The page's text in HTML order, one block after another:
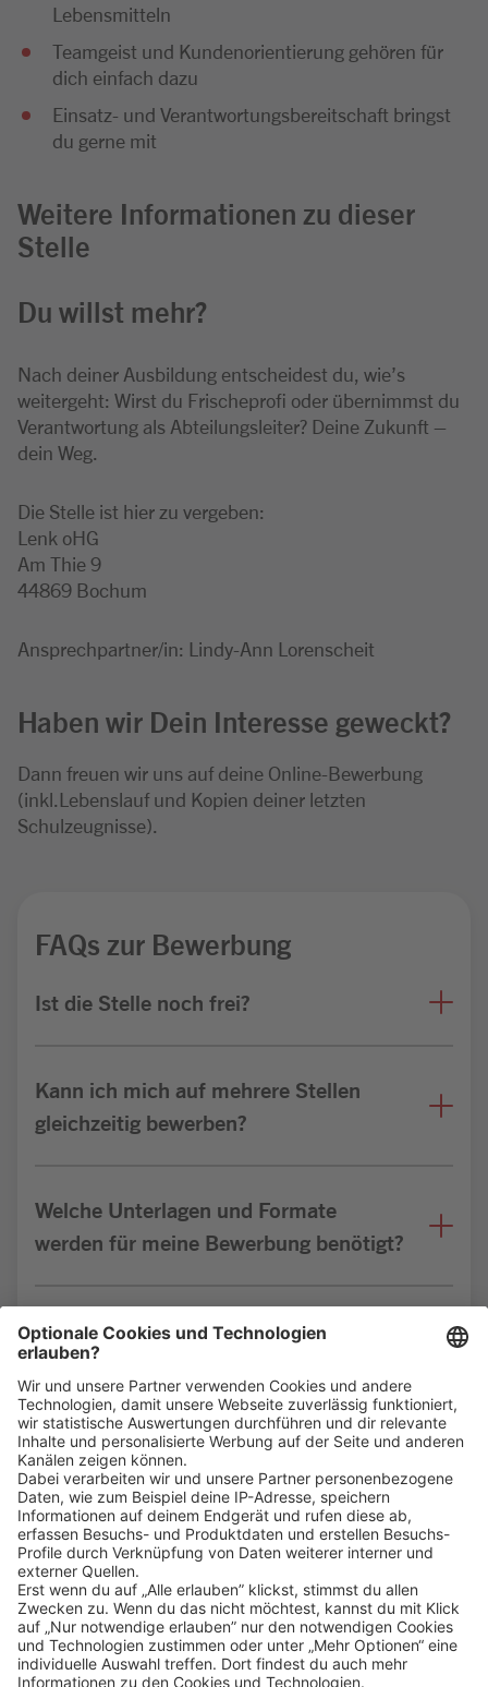
Lebensmitteln
Teamgeist und Kundenorientierung gehören für
dich einfach dazu
Einsatz- und Verantwortungsbereitschaft bringst
du gerne mit
Weitere Informationen zu dieser
Stelle
Du willst mehr?
Nach deiner Ausbildung entscheidest du, wie’s
weitergeht: Wirst du Frischeprofi oder übernimmst du
Verantwortung als Abteilungsleiter? Deine Zukunft –
dein Weg.
Die Stelle ist hier zu vergeben:
Lenk oHG
Am Thie 9
44869 Bochum
Ansprechpartner/in: Lindy-Ann Lorenscheit
Haben wir Dein Interesse geweckt?
Dann freuen wir uns auf deine Online-Bewerbung
(inkl.Lebenslauf und Kopien deiner letzten
Schulzeugnisse).
FAQs zur Bewerbung
Ist die Stelle noch frei?
Kann ich mich auf mehrere Stellen
gleichzeitig bewerben?
Welche Unterlagen und Formate
werden für meine Bewerbung benötigt?
Bin ich für die Stelle geeignet?
Klickehier, um alle offenen Jobs zu sehen.
Impressum Datenschutz
Privatsphäre-Einstellungen